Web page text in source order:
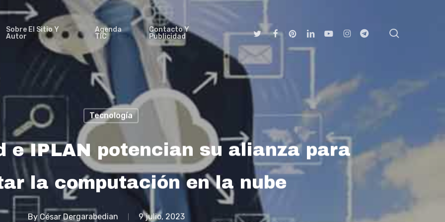
Sobre El Sitio Y
Autor
Agenda
TIC
Contacto Y
Publicidad
TwitterFacebookPinterestLinkedinYoutubeInstagramTelegram
Tecnología
e IPLAN potencian su alianza para
la computación en la nube
By César Dergarabedian 9 julio, 2023